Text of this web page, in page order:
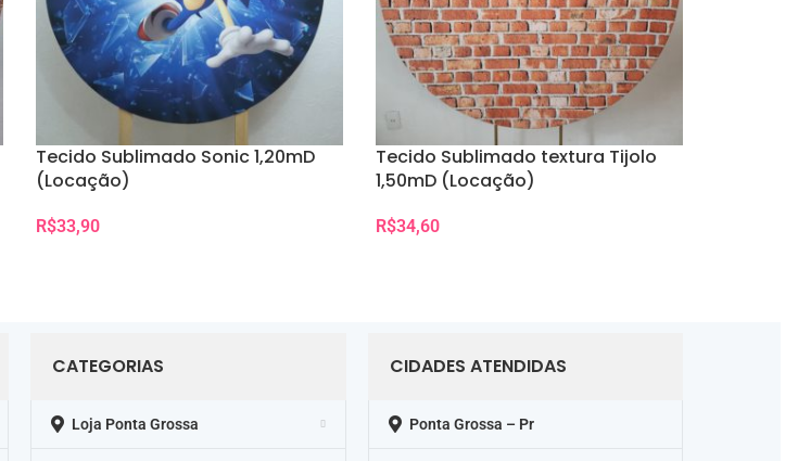
Tecido Sublimado Sonic 1,20mD
(Locação)
R$33,90
Tecido Sublimado textura Tijolo
1,50mD (Locação)
R$34,60
CATEGORIAS
Loja Ponta Grossa
CIDADES ATENDIDAS
Ponta Grossa – Pr